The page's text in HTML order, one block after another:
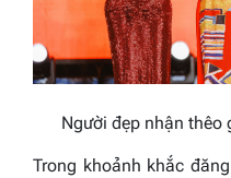
Người đẹp nhận thêo
Trong khoảnh khắc